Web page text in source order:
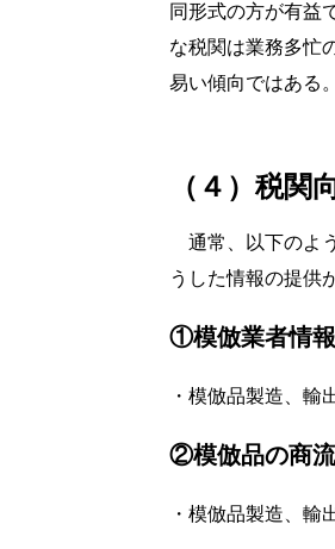
同形式の方が有益
な税関は業務多忙
易い傾向ではある。
（４）税
通常、以下のよ
うした情報の提供
①模倣業者情報
・模倣品製造、輸
②模倣品の商流
・模倣品製造、輸